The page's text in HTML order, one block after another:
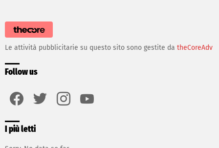
Le attività pubblicitarie su questo sito sono gestite da theCoreAdv
Follow us
I più letti